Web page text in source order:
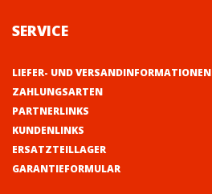
SERVICE
LIEFER- UND VERSANDINFORMATIONEN
ZAHLUNGSARTEN
PARTNERLINKS
KUNDENLINKS
ERSATZTEILLAGER
GARANTIEFORMULAR